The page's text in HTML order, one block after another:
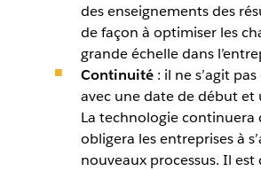
des enseignements des
de façon à optimiser les
grande échelle dans
Continuité: il ne s’agit
avec une date de début et
La technologie continuera
obligera les entreprises à
nouveaux processus. Il est